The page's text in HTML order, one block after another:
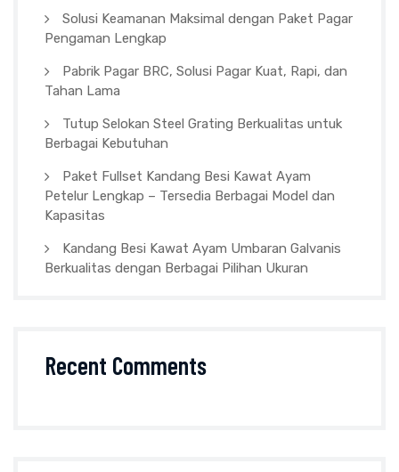
Solusi Keamanan Maksimal dengan Paket Pagar
Pengaman Lengkap
Pabrik Pagar BRC, Solusi Pagar Kuat, Rapi, dan
Tahan Lama
Tutup Selokan Steel Grating Berkualitas untuk
Berbagai Kebutuhan
Paket Fullset Kandang Besi Kawat Ayam
Petelur Lengkap – Tersedia Berbagai Model dan
Kapasitas
Kandang Besi Kawat Ayam Umbaran Galvanis
Berkualitas dengan Berbagai Pilihan Ukuran
Recent Comments